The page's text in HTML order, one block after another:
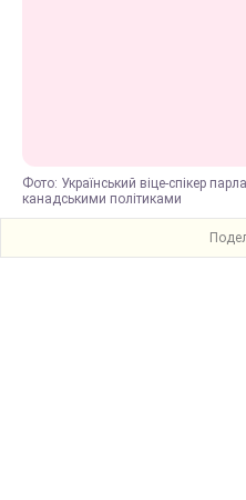
Фото: Український віце-спікер
канадськими політиками